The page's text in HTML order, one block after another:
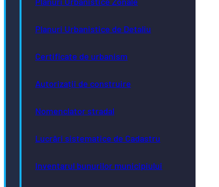
Planuri Urbanistice de Detaliu
Certificate de urbanism
Autorizații de construire
Nomenclator stradal
Lucrări sistematice de Cadastru
Inventarul bunurilor municipiului